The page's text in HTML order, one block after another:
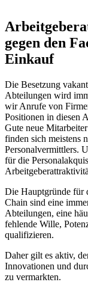
gegen den
Einkauf
Die Besetzung
Abteilungen wird
wir Anrufe von
Positionen in diesen
Gute neue
finden sich meistens
Personalvermittlers.
für die
Die Hauptgründe für
Chain sind eine
Abteilungen, eine
fehlende Wille,
qualifizieren.
Daher gilt es aktiv,
Innovationen und
zu vermarkten.